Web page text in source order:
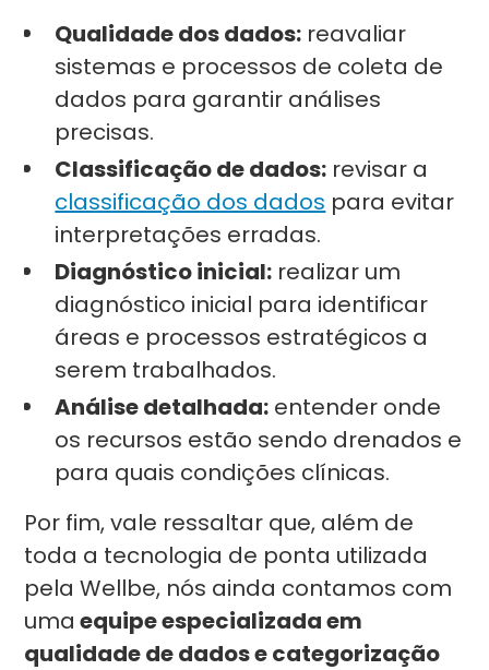
Qualidade dos dados: reavaliar
sistemas e processos de coleta de
dados para garantir análises
precisas.
Classificação de dados: revisar a
classificação dos dados para evitar
interpretações erradas.
Diagnóstico inicial: realizar um
diagnóstico inicial para identificar
áreas e processos estratégicos a
serem trabalhados.
Análise detalhada: entender onde
os recursos estão sendo drenados e
para quais condições clínicas.
Por fim, vale ressaltar que, além de
toda a tecnologia de ponta utilizada
pela Wellbe, nós ainda contamos com
uma equipe especializada em
qualidade de dados e categorização